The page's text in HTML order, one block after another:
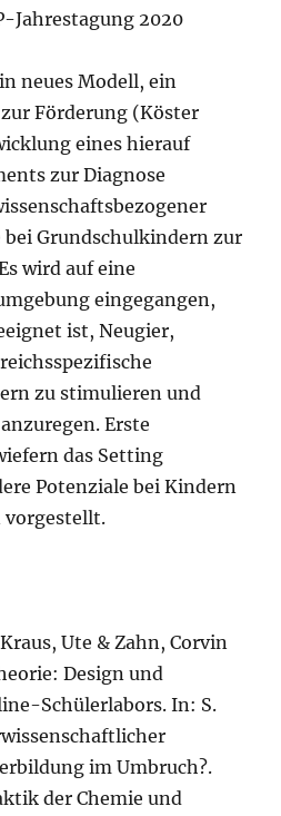
Jahrestagung 2020
neues Modell, ein
Förderung (Köster
eines hierauf
zur Diagnose
Grundschulkindern zur
wird auf eine
eingegangen,
ist, Neugier,
zu stimulieren und
Erste
das Setting
Potenziale bei Kindern
vorgestellt.
Ute & Zahn, Corvin
Design und
Schülerlabors. In: S.
im Umbruch?.
der Chemie und